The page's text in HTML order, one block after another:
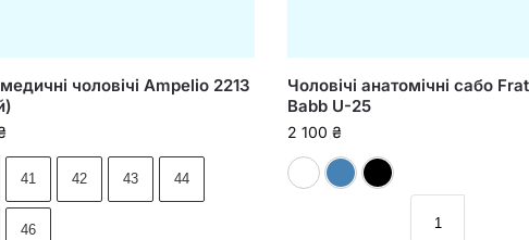
чоловічі Ampelio 2213
41 42 43 44
46
Чоловічі анатомічні сабо
Babb U-25
2 100 ₴